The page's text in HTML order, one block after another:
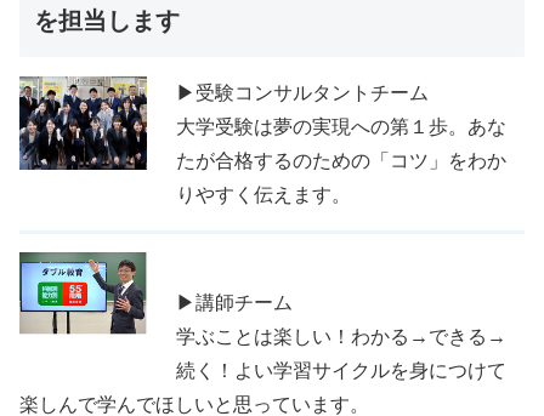
を担当します
▶受験コンサルタントチーム
大学受験は夢の実現への第１歩。あな
たが合格するのための「コツ」をわか
りやすく伝えます。
▶講師チーム
学ぶことは楽しい！わかる→できる→
続く！よい学習サイクルを身につけて
楽しんで学んでほしいと思っています。